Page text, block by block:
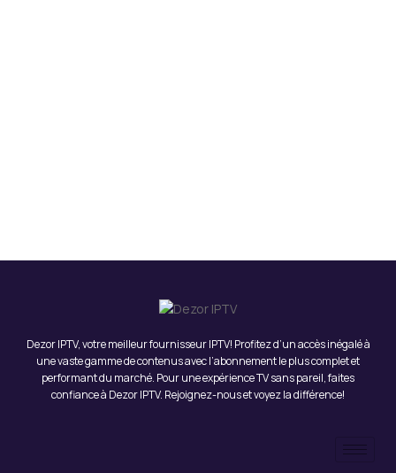
Dezor IPTV, votre meilleur fournisseur IPTV! Profitez d’un accès inégalé à
une vaste gamme de contenus avec l’abonnement le plus complet et
performant du marché. Pour une expérience TV sans pareil, faites
confiance à Dezor IPTV. Rejoignez-nous et voyez la différence!